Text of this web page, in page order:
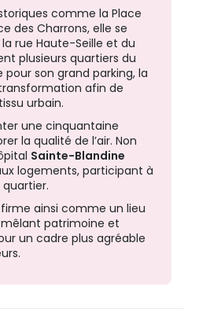
comme la Place
des Charrons, elle se
rue Haute-Seille et du
plusieurs quartiers du
son grand parking, la
afin de
urbain.
une cinquantaine
la qualité de l’air. Non
Sainte-Blandine
logements, participant à
ainsi comme un lieu
patrimoine et
un cadre plus agréable